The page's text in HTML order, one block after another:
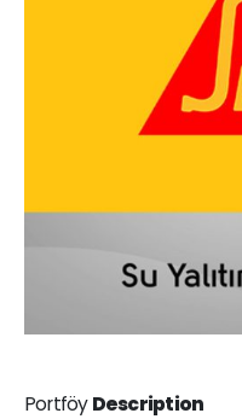
PortföyDescription